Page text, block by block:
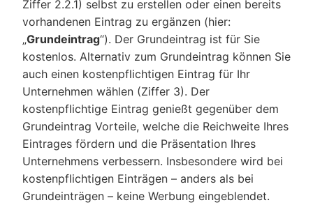
Ziffer 2.2.1) selbst zu erstellen oder einen bereits
vorhandenen Eintrag zu ergänzen (hier:
„Grundeintrag“). Der Grundeintrag ist für Sie
kostenlos. Alternativ zum Grundeintrag können Sie
auch einen kostenpflichtigen Eintrag für Ihr
Unternehmen wählen (Ziffer 3). Der
kostenpflichtige Eintrag genießt gegenüber dem
Grundeintrag Vorteile, welche die Reichweite Ihres
Eintrages fördern und die Präsentation Ihres
Unternehmens verbessern. Insbesondere wird bei
kostenpflichtigen Einträgen – anders als bei
Grundeinträgen – keine Werbung eingeblendet.